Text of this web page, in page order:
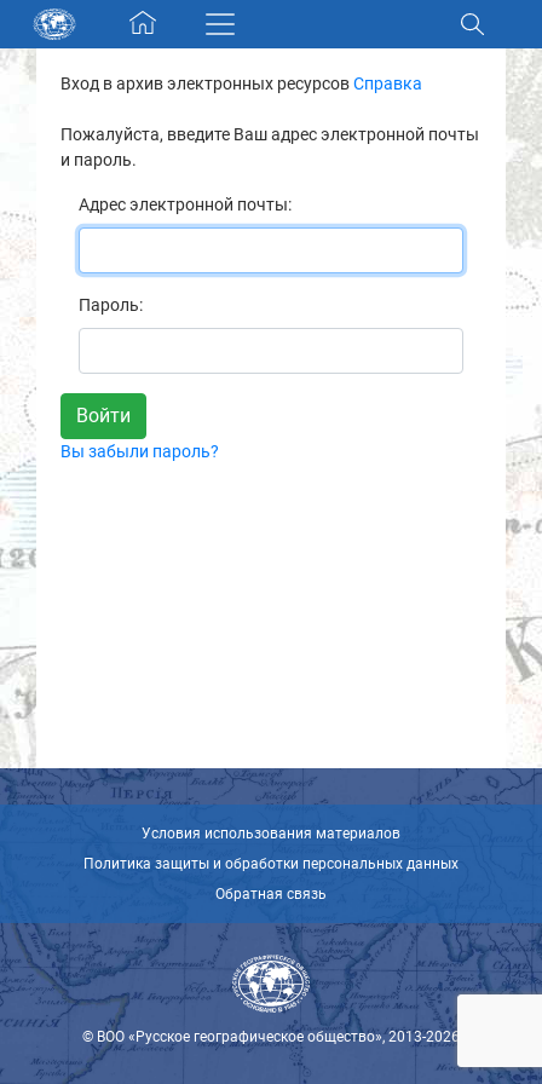
Skip navigation
Разделы и коллекции
Электронный каталог
Новости
О нас
Контакты
Партнеры
Вход в архив электронных ресурсовСправка
Пожалуйста, введите Ваш адрес электронной почты
и пароль.
Адрес электронной почты:
Пароль:
Вы забыли пароль?
Условия использования материалов
Политика защиты и обработки персональных данных
Обратная связь
© ВОО «Русское географическое общество», 2013-2026